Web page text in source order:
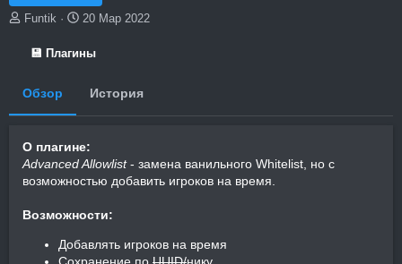
А
Funtik
Д
т
з
а
н
и
20 Мар 2022
💾 Плагины
Обзор История
О плагине:
Advanced Allowlist- замена ванильного Whitelist, но с
возможностью добавить игроков на время.
Возможности:
Добавлять игроков на время
Сохранение по UUID/нику